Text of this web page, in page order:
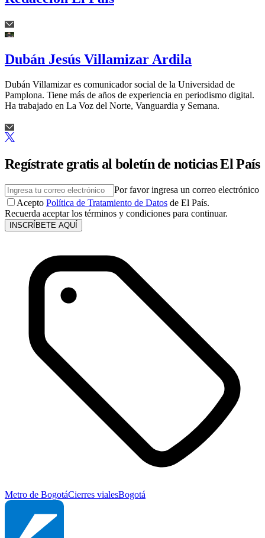
Dubán Jesús Villamizar Ardila
Dubán Villamizar es comunicador social de la Universidad de
Pamplona. Tiene más de años de experiencia en periodismo digital.
Ha trabajado en La Voz del Norte, Vanguardia y Semana.
Regístrate gratis al boletín de noticias El País
Por favor ingresa un correo electrónico
Acepto Política de Tratamiento de Datos de El País.
Recuerda aceptar los términos y condiciones para continuar.
INSCRÍBETE AQUÍ
Metro de BogotáCierres vialesBogotá